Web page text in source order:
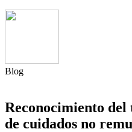
Blog
Reconocimiento
de cuidados no